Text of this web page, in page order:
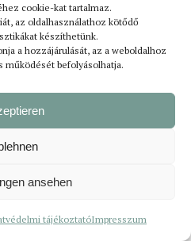
cookie-kat tartalmaz.
az oldalhasználathoz kötődő
készíthetünk.
a hozzájárulását, az a weboldalhoz
működését befolyásolhatja.
ansehen
tájékoztatóImpresszum